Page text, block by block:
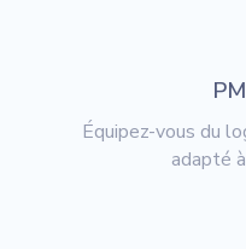
Équipez-vous du
adapté